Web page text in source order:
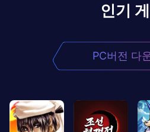
인기
PC버전 다